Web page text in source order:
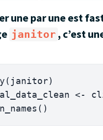
une par une est
janitor , c’est
( janitor)
<-
( )